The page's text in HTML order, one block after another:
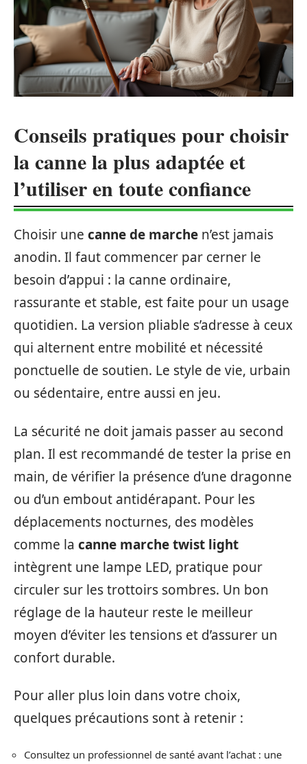
Conseils pratiques pour choisir
la canne la plus adaptée et
l’utiliser en toute confiance
Choisir une canne de marche n’est jamais
anodin. Il faut commencer par cerner le
besoin d’appui : la canne ordinaire,
rassurante et stable, est faite pour un usage
quotidien. La version pliable s’adresse à ceux
qui alternent entre mobilité et nécessité
ponctuelle de soutien. Le style de vie, urbain
ou sédentaire, entre aussi en jeu.
La sécurité ne doit jamais passer au second
plan. Il est recommandé de tester la prise en
main, de vérifier la présence d’une dragonne
ou d’un embout antidérapant. Pour les
déplacements nocturnes, des modèles
comme la canne marche twist light
intègrent une lampe LED, pratique pour
circuler sur les trottoirs sombres. Un bon
réglage de la hauteur reste le meilleur
moyen d’éviter les tensions et d’assurer un
confort durable.
Pour aller plus loin dans votre choix,
quelques précautions sont à retenir :
Consultez un professionnel de santé avant l’achat : une